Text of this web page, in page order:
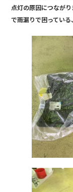
点灯の原因につなが
で雨漏りで困ってい